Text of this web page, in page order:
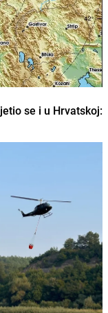
se i u Hrvatskoj: